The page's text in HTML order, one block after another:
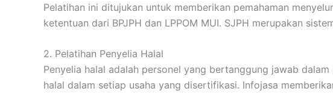
Pelatihan ini ditujukan untuk memberikan pemahaman
ketentuan dari BPJPH dan LPPOM MUI. SJPH merupakan
2. Pelatihan Penyelia Halal
Penyelia halal adalah personel yang bertanggung jawab
halal dalam setiap usaha yang disertifikasi. Infojasa